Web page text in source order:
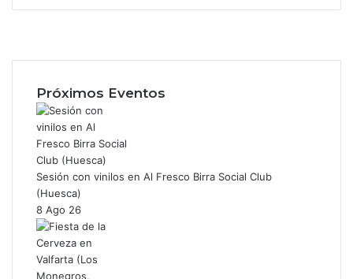
Próximos Eventos
Sesión con vinilos en Al Fresco Birra Social Club
(Huesca)
8 Ago 26